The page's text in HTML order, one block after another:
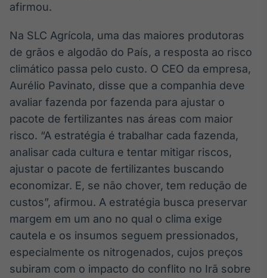
Investimentos
Em breve
Tokenização
de ativos
Em breve
Crédito
Em breve
afirmou.
Na SLC Agrícola, uma das maiores produtoras
de grãos e algodão do País, a resposta ao risco
climático passa pelo custo. O CEO da empresa,
Aurélio Pavinato, disse que a companhia deve
avaliar fazenda por fazenda para ajustar o
pacote de fertilizantes nas áreas com maior
risco. “A estratégia é trabalhar cada fazenda,
analisar cada cultura e tentar mitigar riscos,
ajustar o pacote de fertilizantes buscando
economizar. E, se não chover, tem redução de
custos”, afirmou. A estratégia busca preservar
margem em um ano no qual o clima exige
cautela e os insumos seguem pressionados,
especialmente os nitrogenados, cujos preços
subiram com o impacto do conflito no Irã sobre